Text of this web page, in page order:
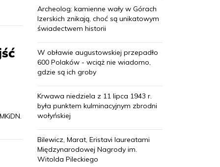
Archeolog: kamienne wały w Górach
Izerskich znikają, choć są unikatowym
świadectwem historii
W obławie augustowskiej przepadło
600 Polaków - wciąż nie wiadomo,
gdzie są ich groby
Krwawa niedziela z 11 lipca 1943 r.
była punktem kulminacyjnym zbrodni
wołyńskiej
Bilewicz, Marat, Eristavi laureatami
Międzynarodowej Nagrody im.
Witolda Pileckiego